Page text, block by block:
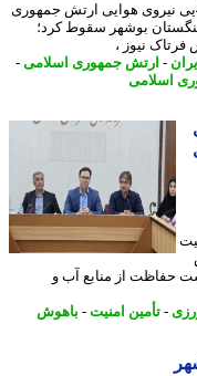
یک فروند جنگنده بمب افکن اف-4یی نیروی هوایی ارتش جمهوری
بوشهر سقوط کرد؛
نیوز ،
- ارتش جمهوری اسلامی-
از منابع آب و
- تأمین امنیت-باهوش